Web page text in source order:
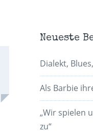
Neueste
Dialekt,
Als Barbie
„Wir spielen
zu“